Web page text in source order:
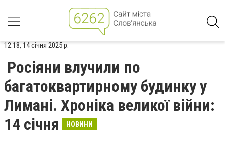
12:18, 14 січня 2025 р.
Росіяни влучили по
багатоквартирному будинку у
Лимані. Хроніка великої війни:
14 січня
НОВИНИ